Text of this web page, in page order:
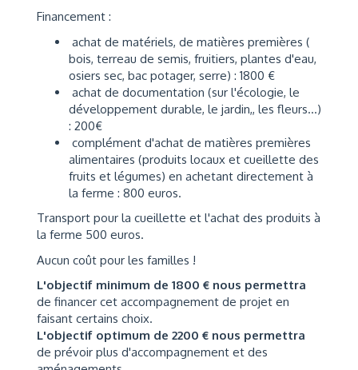
Financement :
achat de matériels, de matières premières (
bois, terreau de semis, fruitiers, plantes d'eau,
osiers sec, bac potager, serre) : 1800 €
achat de documentation (sur l'écologie, le
développement durable, le jardin,, les fleurs...)
: 200€
complément d'achat de matières premières
alimentaires (produits locaux et cueillette des
fruits et légumes) en achetant directement à
la ferme : 800 euros.
Transport pour la cueillette et l'achat des produits à
la ferme 500 euros.
Aucun coût pour les familles !
L'objectif minimum de 1800 € nous permettra
de financer cet accompagnement de projet en
faisant certains choix.
L'objectif optimum de 2200 € nous permettra
de prévoir plus d'accompagnement et des